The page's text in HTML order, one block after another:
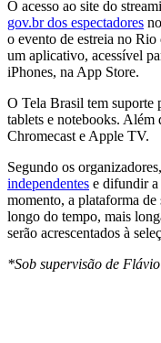
O acesso ao site do
gov.br dos espectadores
o evento de estreia no
um aplicativo, acessível
iPhones, na App Store.
O Tela Brasil tem suporte
tablets e notebooks.
Chromecast e Apple TV.
Segundo os organizadores,
independentes e difundir
momento, a plataforma
longo do tempo, mais
serão acrescentados à
*Sob supervisão de